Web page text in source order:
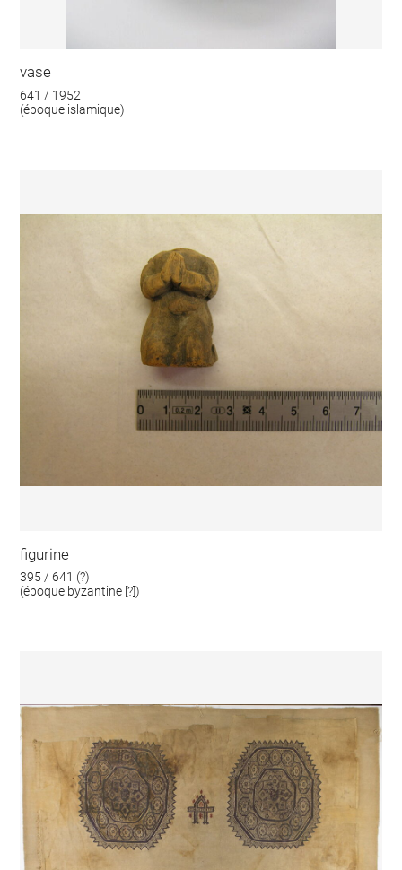
vase
641 / 1952
(époque islamique)
figurine
395 / 641 (?)
(époque byzantine [?])